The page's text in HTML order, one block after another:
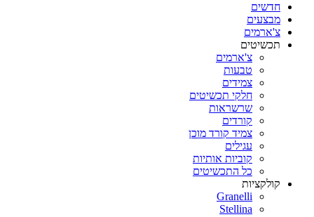
חדשים
מבצעים
צ'ארמים
תכשיטים
צ'ארמים
טבעות
צמידים
חלקי תכשיטים
שרשראות
קורדים
צמיד קורד מוכן
עגילים
קוביות אותיות
כל התכשיטים
קולקציות
Granelli
Stellina